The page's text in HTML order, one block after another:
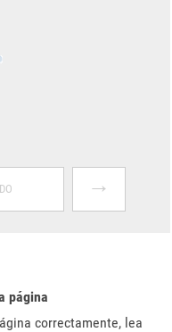
→
página
correctamente, lea